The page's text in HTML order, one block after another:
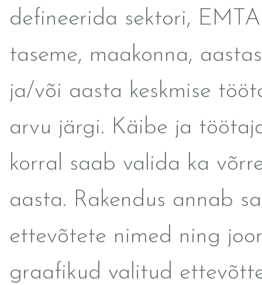
defineerida sektori,
taseme, maakonna,
ja/või aasta keskmise
arvu järgi. Käibe ja
korral saab valida ka
aasta. Rakendus annab
ettevõtete nimed ning
graafikud valitud